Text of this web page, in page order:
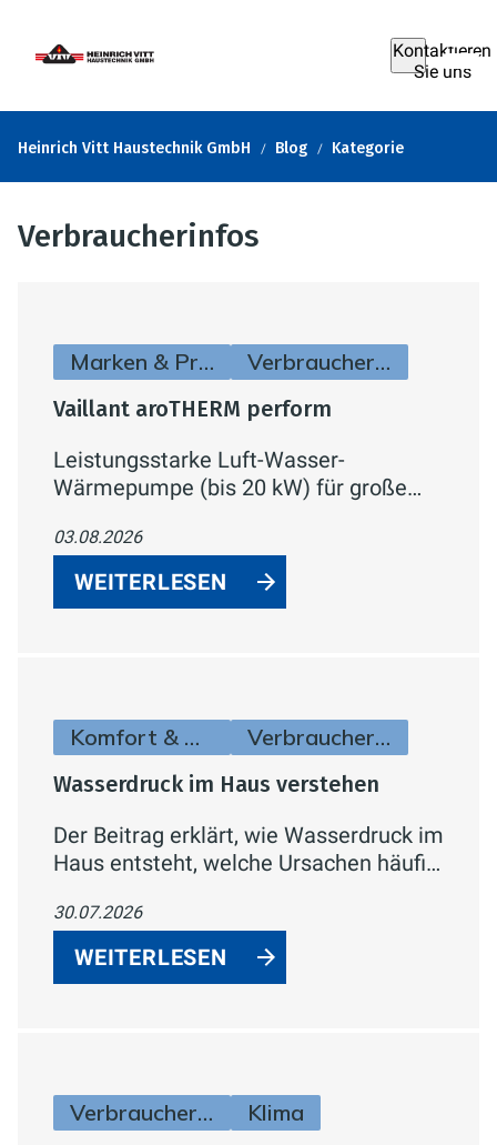
Kontaktieren
Sie uns
Heinrich Vitt Haustechnik GmbH Blog Kategorie
Verbraucherinfos
Marken & Produkte Verbraucherinfos
Vaillant aroTHERM perform
Leistungsstarke Luft-Wasser-
Wärmepumpe (bis 20 kW) für große
– mit hoher Vorlauftemperatur,
flexibler Aufstellung und Smart-Home-
Anbindung.
03.08.2026
WEITERLESEN
Komfort & Hygiene Verbraucherinfos
Wasserdruck im Haus verstehen
Der Beitrag erklärt, wie Wasserdruck im
Haus entsteht, welche Ursachen häufig
sich das Problem systematisch
eingrenzen lässt.
30.07.2026
WEITERLESEN
Verbraucherinfos Klima